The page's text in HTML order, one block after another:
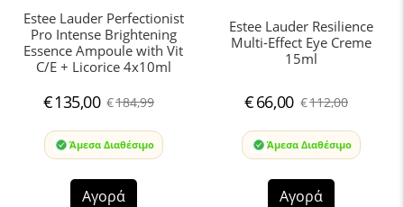
Estee Lauder Perfectionist
Pro Intense Brightening
Essence Ampoule with Vit
C/E + Licorice 4x10ml
€184,99
€135,00
Άμεσα Διαθέσιμο
Αγορά
Estee Lauder Resilience
Multi-Effect Eye Creme
15ml
€112,00
€66,00
Άμεσα Διαθέσιμο
Αγορά